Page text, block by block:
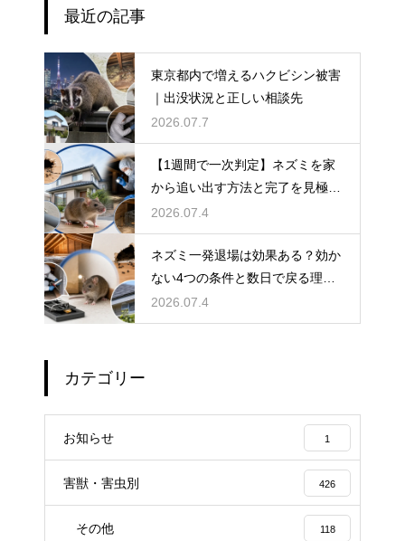
最近の記事
東京都内で増えるハクビシン被害
｜出没状況と正しい相談先
2026.07.7
【1週間で一次判定】ネズミを家
から追い出す方法と完了を見極め
る手順
2026.07.4
ネズミ一発退場は効果ある？効か
ない4つの条件と数日で戻る理
由・根本解決法
2026.07.4
カテゴリー
お知らせ 1
害獣・害虫別 426
その他 118